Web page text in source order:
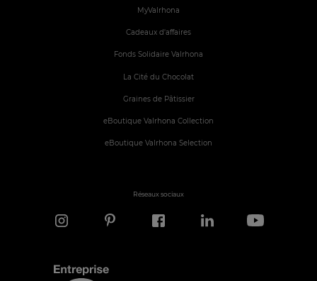
MyValrhona
Cadeaux d'affaires
Fonds Solidaire Valrhona
La Cité du Chocolat
Graines de Pâtissier
eBoutique Valrhona Collection
eBoutique Valrhona Selection
Réseaux sociaux